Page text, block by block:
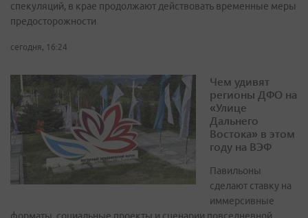
спекуляций, в крае продолжают действовать временные меры
предосторожности
сегодня, 16:24
Чем удивят
регионы ДФО на
«Улице
Дальнего
Востока» в этом
году на ВЭФ
Павильоны
сделают ставку на
иммерсивные